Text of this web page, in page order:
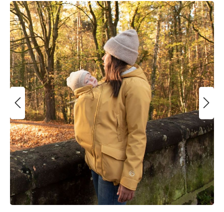
Bildergalerie überspringen